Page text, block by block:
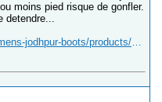
moins pied risque de gonfler.
detendre...
https://toggi.com/en-ie/collections/womens-jodhpur-boots/products/barrington